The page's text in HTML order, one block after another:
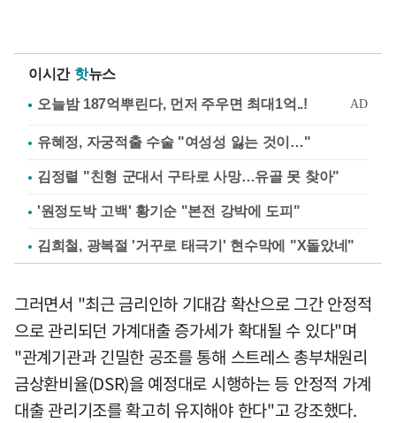
이시간 핫뉴스
유혜정, 자궁적출 수술 "여성성 잃는 것이…"
김정렬 "친형 군대서 구타로 사망…유골 못 찾아"
'원정도박 고백' 황기순 "본전 강박에 도피"
김희철, 광복절 '거꾸로 태극기' 현수막에 "X돌았네"
그러면서 "최근 금리인하 기대감 확산으로 그간 안정적
으로 관리되던 가계대출 증가세가 확대될 수 있다"며
"관계기관과 긴밀한 공조를 통해 스트레스 총부채원리
금상환비율(DSR)을 예정대로 시행하는 등 안정적 가계
대출 관리기조를 확고히 유지해야 한다"고 강조했다.